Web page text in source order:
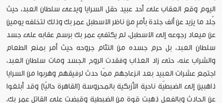
اليوم وقع العقاب على أحد عبيد حقل السرايا ويدعى سلطان العبد، حيث
جُلد ما يزيد عن ألف جلدة بأمرٍ من ناظر الاسطبل عمر بك وذلك لتخلفه يومين
عن ميعاد رجوعه إلى الاسطبل، لم يكتفي عمر بك برسم عقابه على جسد
سلطان العبد، بل حرم جسده من التئام جروحه حيث أمر بمنع الطعام
والشراب عنه، حتى زاد العذاب وفقدت الروح الجسد ومات سلطان العبد،
اجتمع عشرات العبيد بعد انزعاجهم ممّا حدث لرفيقهم وهربوا من السرايا
ذاهبين إلى الضبطيّة ناحية الأزبكية بالمحروسة (القاهرة حاليًا) وقد أبلغوا
عن الحادث وبالفعل ذهبت قوة من الضبطية وقبضت على القاتل عمر بك،